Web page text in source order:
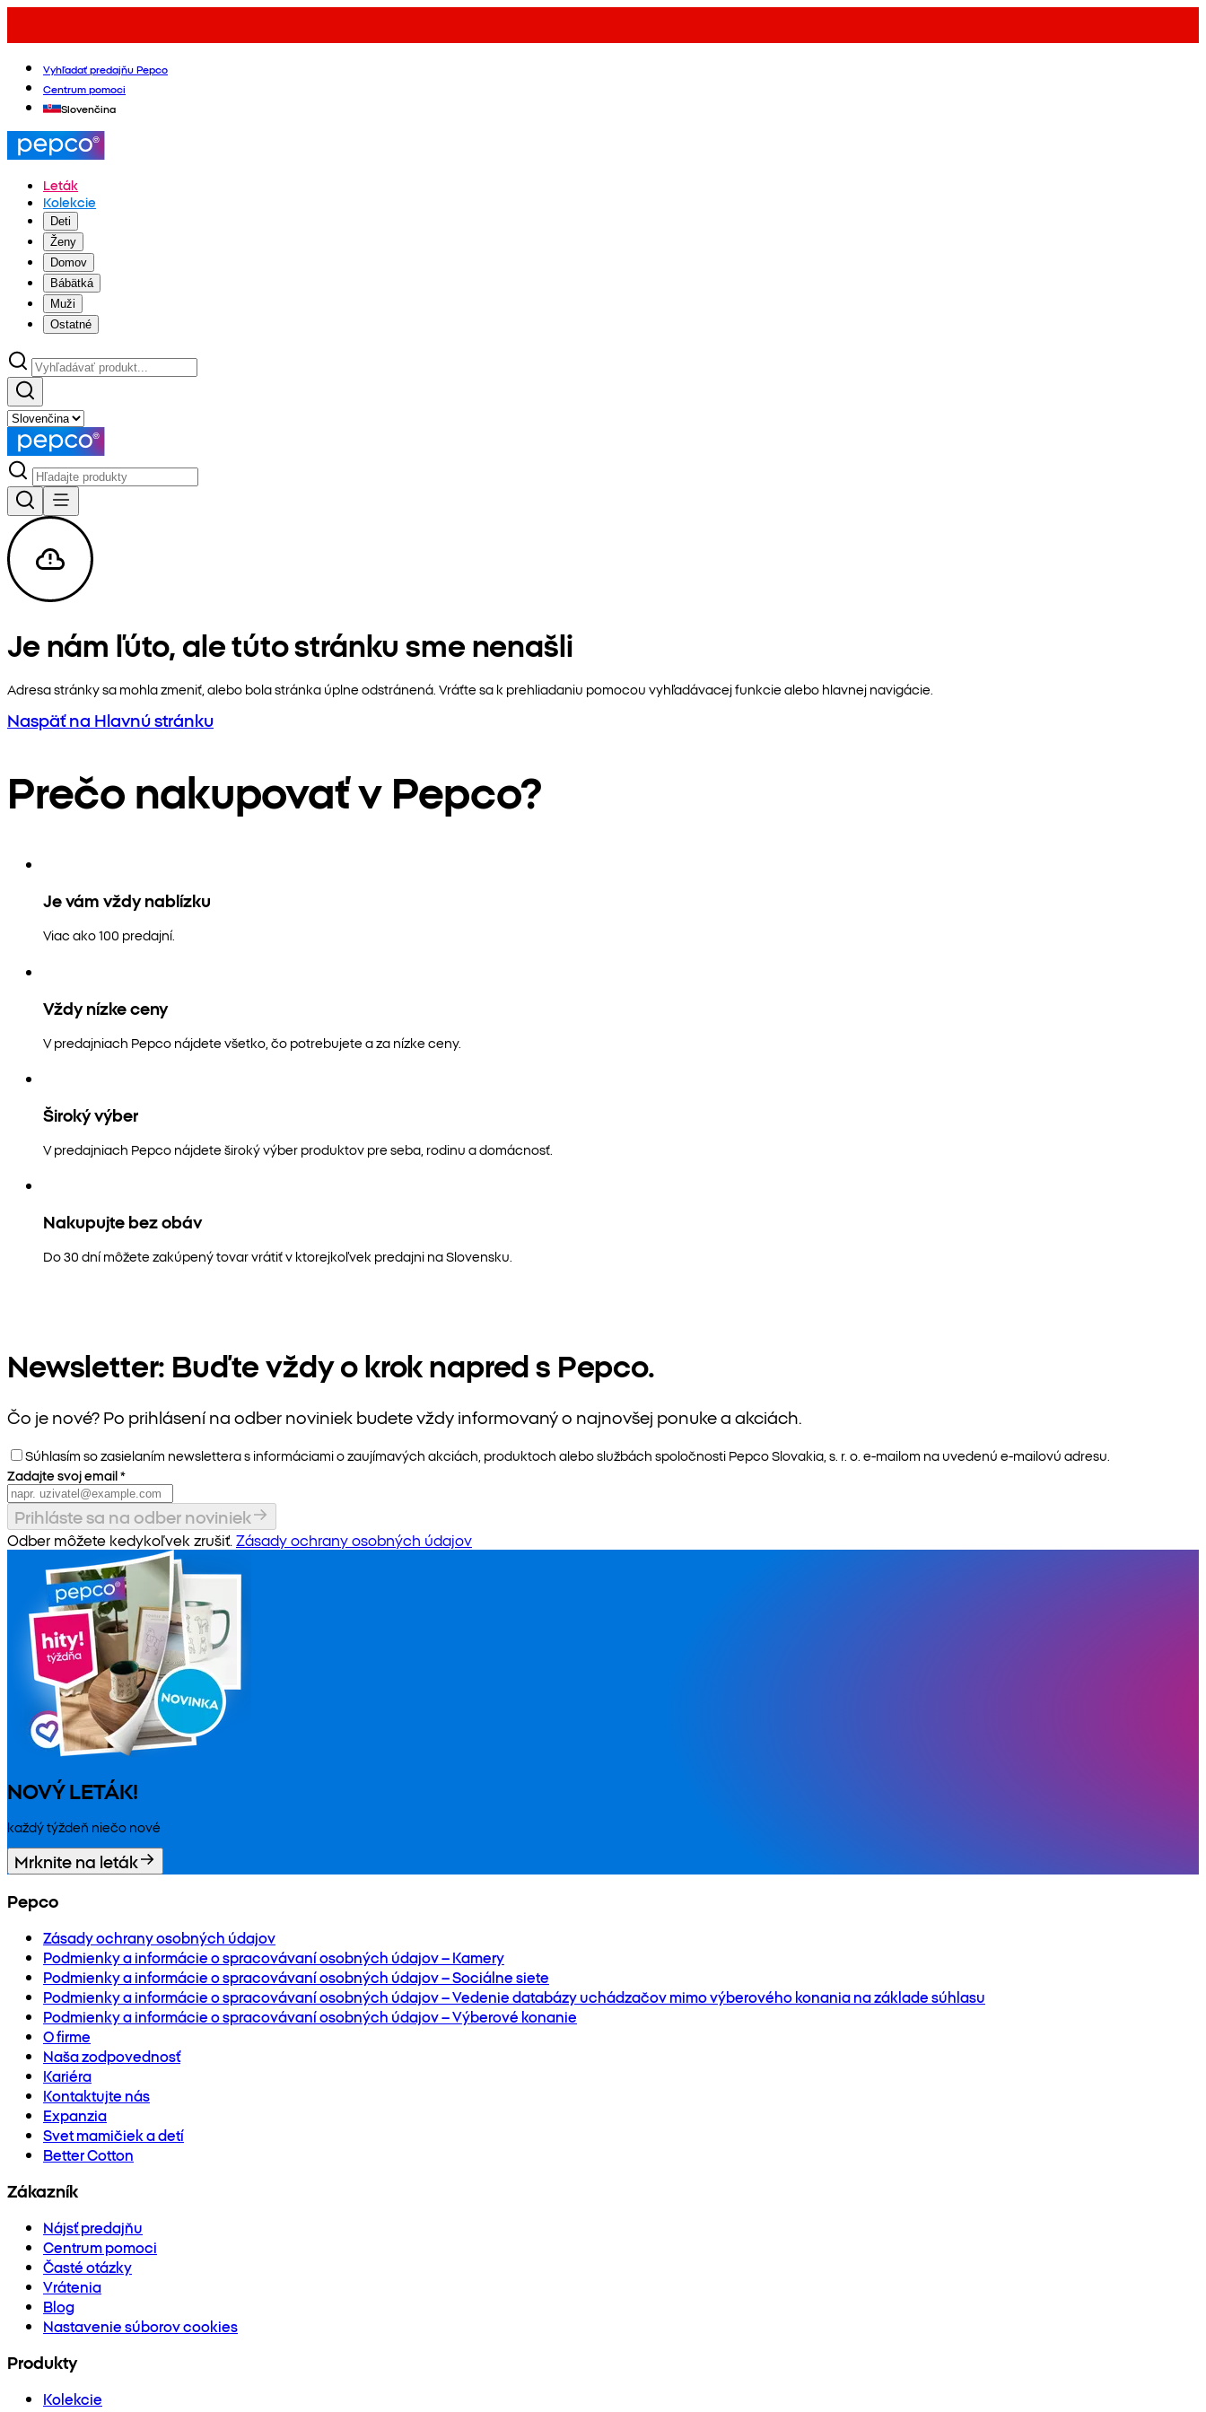
Vyhľadať predajňu Pepco
Centrum pomoci
Slovenčina
Leták
Kolekcie
Deti
Ženy
Domov
Bábätká
Muži
Ostatné
Je nám ľúto, ale túto stránku sme nenašli
Adresa stránky sa mohla zmeniť, alebo bola stránka úplne odstránená. Vráťte sa k prehliadaniu pomocou vyhľadávacej funkcie alebo hlavnej navigácie.
Naspäť na Hlavnú stránku
Prečo nakupovať v Pepco?
Je vám vždy nablízku
Viac ako 100 predajní.
Vždy nízke ceny
V predajniach Pepco nájdete všetko, čo potrebujete a za nízke ceny.
Široký výber
V predajniach Pepco nájdete široký výber produktov pre seba, rodinu a domácnosť.
Nakupujte bez obáv
Do 30 dní môžete zakúpený tovar vrátiť v ktorejkoľvek predajni na Slovensku.
Newsletter: Buďte vždy o krok napred s Pepco.
Čo je nové? Po prihlásení na odber noviniek budete vždy informovaný o najnovšej ponuke a akciách.
Súhlasím so zasielaním newslettera s informáciami o zaujímavých akciách, produktoch alebo službách spoločnosti Pepco Slovakia, s. r. o. e-mailom na uvedenú e-mailovú adresu.
Zadajte svoj email*
Prihláste sa na odber noviniek
Odber môžete kedykoľvek zrušiť. Zásady ochrany osobných údajov
NOVÝ LETÁK!
každý týždeň niečo nové
Mrknite na leták
Pepco
Zásady ochrany osobných údajov
Podmienky a informácie o spracovávaní osobných údajov – Kamery
Podmienky a informácie o spracovávaní osobných údajov – Sociálne siete
Podmienky a informácie o spracovávaní osobných údajov – Vedenie databázy uchádzačov mimo výberového konania na základe súhlasu
Podmienky a informácie o spracovávaní osobných údajov – Výberové konanie
O firme
Naša zodpovednosť
Kariéra
Kontaktujte nás
Expanzia
Svet mamičiek a detí
Better Cotton
Zákazník
Nájsť predajňu
Centrum pomoci
Časté otázky
Vrátenia
Blog
Nastavenie súborov cookies
Produkty
Kolekcie